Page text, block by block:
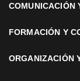
COMUNICACIÓN
FORMACIÓN Y
ORGANIZACIÓN